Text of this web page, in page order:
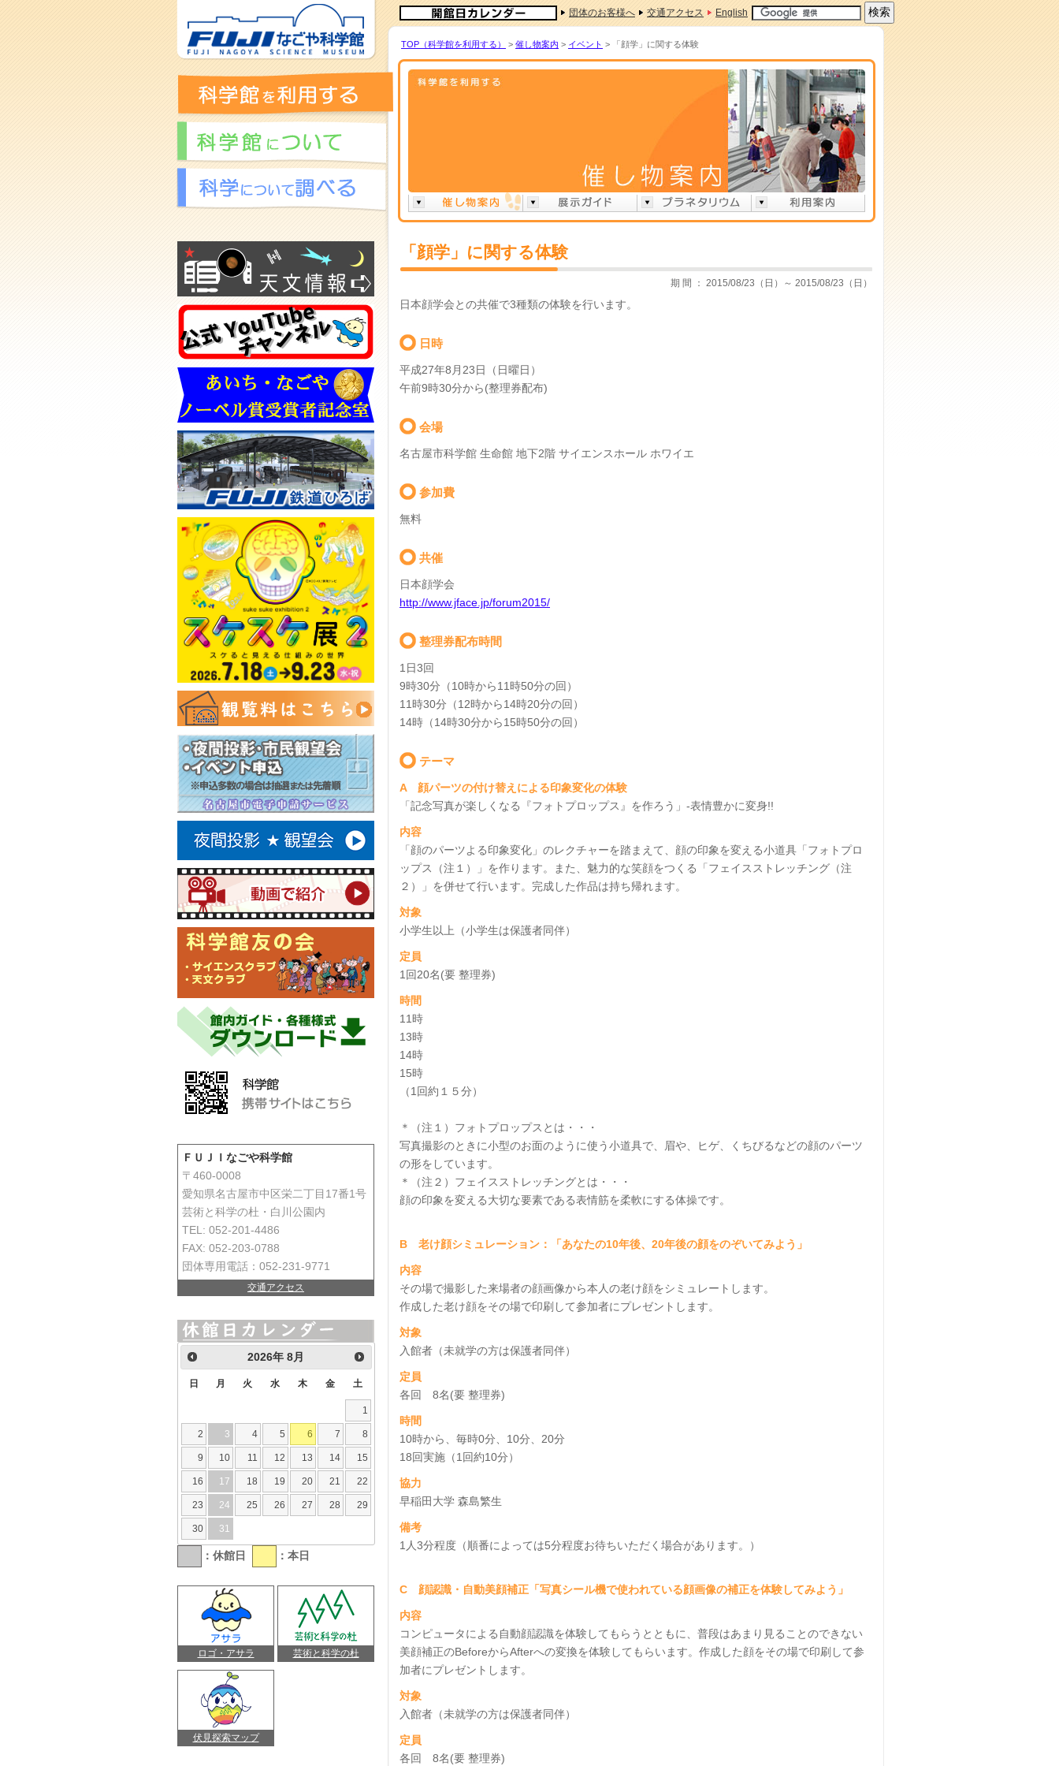
団体のお客様へ 交通アクセス English
TOP（科学館を利用する） > 催し物案内 > イベント > 「顔学」に関する体験
「顔学」に関する体験
期 間 ： 2015/08/23（日）～ 2015/08/23（日）
日本顔学会との共催で3種類の体験を行います。
日時
平成27年8月23日（日曜日）
午前9時30分から(整理券配布)
会場
名古屋市科学館 生命館 地下2階 サイエンスホール ホワイエ
参加費
無料
共催
日本顔学会
http://www.jface.jp/forum2015/
整理券配布時間
1日3回
9時30分（10時から11時50分の回）
11時30分（12時から14時20分の回）
14時（14時30分から15時50分の回）
テーマ
A 顔パーツの付け替えによる印象変化の体験
「記念写真が楽しくなる『フォトプロップス』を作ろう」-表情豊かに変身!!
内容
「顔のパーツよる印象変化」のレクチャーを踏まえて、顔の印象を変える小道具「フォトプロ
ップス（注１）」を作ります。また、魅力的な笑顔をつくる「フェイスストレッチング（注
２）」を併せて行います。完成した作品は持ち帰れます。
対象
小学生以上（小学生は保護者同伴）
定員
1回20名(要 整理券)
時間
11時
13時
14時
15時
（1回約１５分）
＊（注１）フォトプロップスとは・・・
写真撮影のときに小型のお面のように使う小道具で、眉や、ヒゲ、くちびるなどの顔のパーツ
の形をしています。
＊（注２）フェイスストレッチングとは・・・
顔の印象を変える大切な要素である表情筋を柔軟にする体操です。
B 老け顔シミュレーション：「あなたの10年後、20年後の顔をのぞいてみよう」
内容
その場で撮影した来場者の顔画像から本人の老け顔をシミュレートします。
作成した老け顔をその場で印刷して参加者にプレゼントします。
対象
入館者（未就学の方は保護者同伴）
定員
各回 8名(要 整理券)
時間
10時から、毎時0分、10分、20分
18回実施（1回約10分）
協力
早稲田大学 森島繁生
備考
1人3分程度（順番によっては5分程度お待ちいただく場合があります。）
C 顔認識・自動美顔補正「写真シール機で使われている顔画像の補正を体験してみよう」
内容
コンピュータによる自動顔認識を体験してもらうとともに、普段はあまり見ることのできない
美顔補正のBeforeからAfterへの変換を体験してもらいます。作成した顔をその場で印刷して参
加者にプレゼントします。
対象
入館者（未就学の方は保護者同伴）
定員
各回 8名(要 整理券)
ＦＵＪＩなごや科学館
〒460-0008
愛知県名古屋市中区栄二丁目17番1号
芸術と科学の杜・白川公園内
TEL: 052-201-4486
FAX: 052-203-0788
団体専用電話：052-231-9771
交通アクセス
2026年8月
日 月 火 水 木 金 土
1
2 3 4 5 6 7 8
9 10 11 12 13 14 15
16 17 18 19 20 21 22
23 24 25 26 27 28 29
30 31
：休館日 ：本日
ロゴ・アサラ 芸術と科学の杜
伏見探索マップ